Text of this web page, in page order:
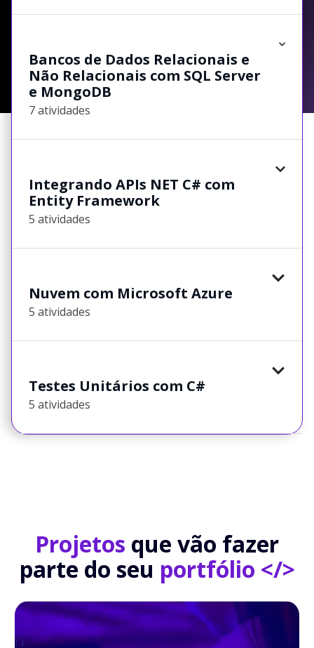
Bancos de Dados Relacionais e
Não Relacionais com SQL Server
e MongoDB
7 atividades
Integrando APIs NET C# com
Entity Framework
5 atividades
Nuvem com Microsoft Azure
5 atividades
Testes Unitários com C#
5 atividades
Projetos que vão fazer
parte do seu portfólio </>